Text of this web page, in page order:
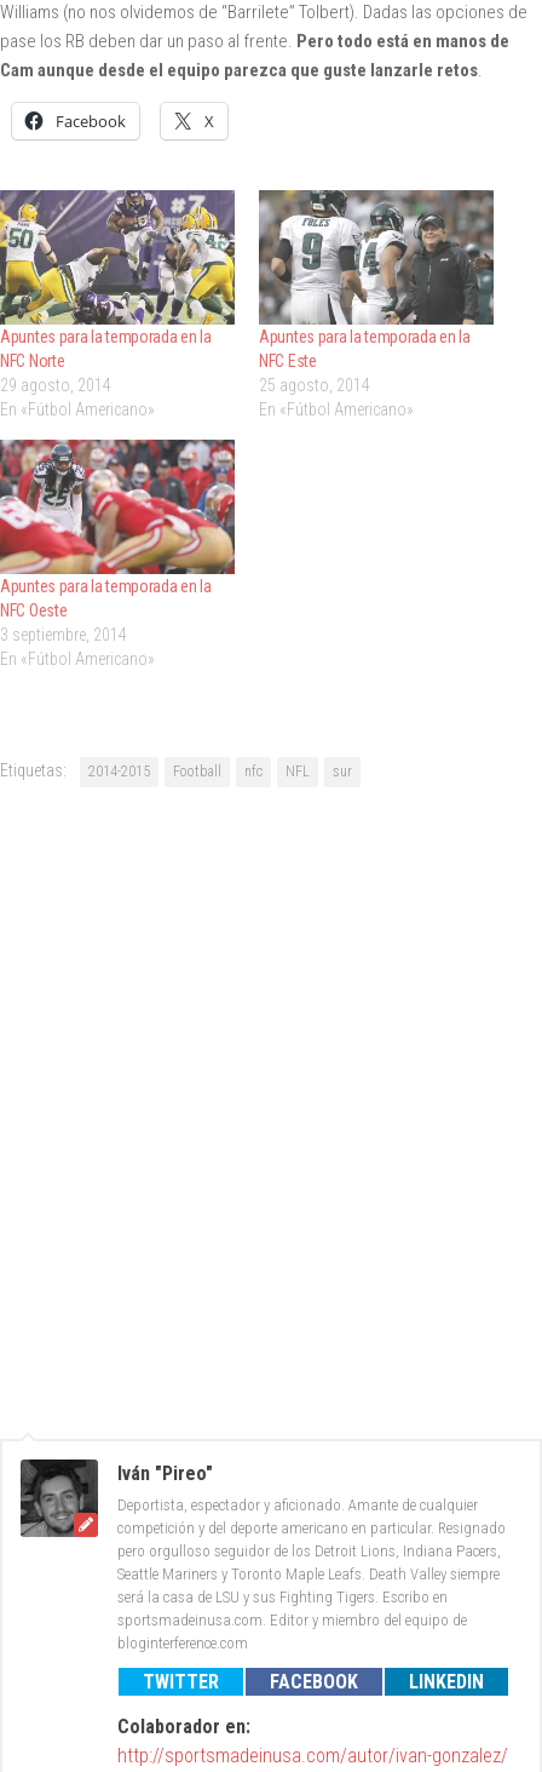
Williams (no nos olvidemos de “Barrilete” Tolbert). Dadas las opciones de
pase los RB deben dar un paso al frente. Pero todo está en manos de
Cam aunque desde el equipo parezca que guste lanzarle retos.
Facebook X
Apuntes para la temporada en la
NFC Norte
29 agosto, 2014
En «Fútbol Americano»
Apuntes para la temporada en la
NFC Este
25 agosto, 2014
En «Fútbol Americano»
Apuntes para la temporada en la
NFC Oeste
3 septiembre, 2014
En «Fútbol Americano»
Etiquetas: 2014-2015 Football nfc NFL sur
Iván "Pireo"
Deportista, espectador y aficionado. Amante de cualquier
competición y del deporte americano en particular. Resignado
pero orgulloso seguidor de los Detroit Lions, Indiana Pacers,
Seattle Mariners y Toronto Maple Leafs. Death Valley siempre
será la casa de LSU y sus Fighting Tigers. Escribo en
sportsmadeinusa.com. Editor y miembro del equipo de
bloginterference.com
TWITTER FACEBOOK
LINKEDIN
Colaborador en:
http://sportsmadeinusa.com/autor/ivan-gonzalez/